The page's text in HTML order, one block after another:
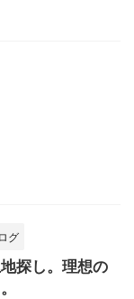
グ
探し。理想の